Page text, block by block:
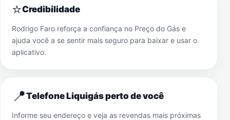
⭐Credibilidade
Rodrigo Faro reforça a confiança no Preço do Gás e
ajuda você a se sentir mais seguro para baixar e usar o
aplicativo.
📍Telefone Liquigás perto de você
Informe seu endereço e veja as revendas mais próximas